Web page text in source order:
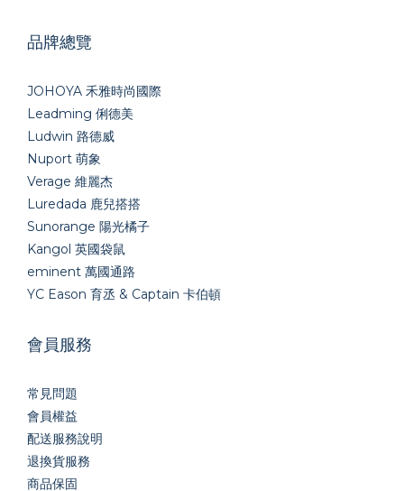
品牌總覽
JOHOYA 禾雅時尚國際
Leadming 俐德美
Ludwin 路德威
Nuport 萌象
Verage 維麗杰
Luredada 鹿兒搭搭
Sunorange 陽光橘子
Kangol 英國袋鼠
eminent 萬國通路
YC Eason 育丞 & Captain 卡伯頓
會員服務
常見問題
會員權益
配送服務說明
退換貨服務
商品保固